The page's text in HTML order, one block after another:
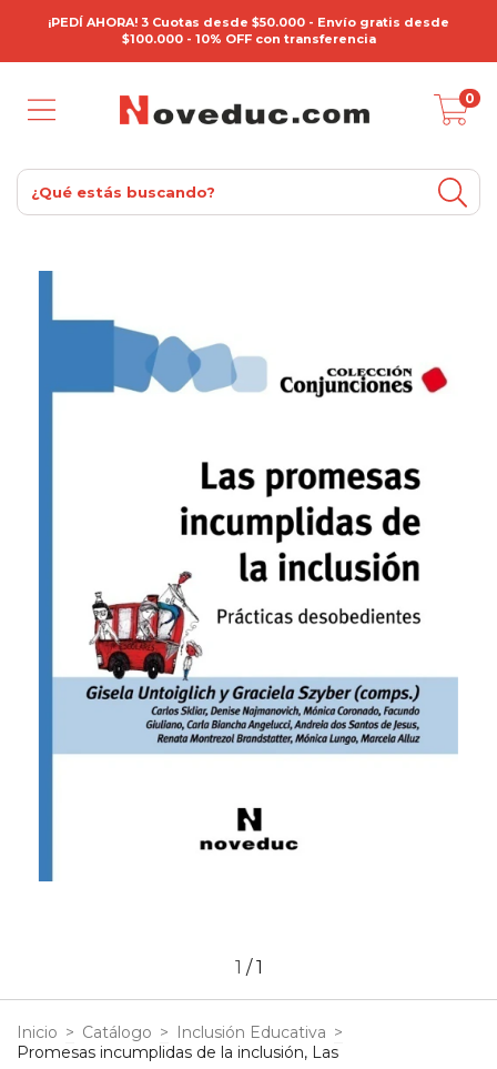
¡PEDÍ AHORA! 3 Cuotas desde $50.000 - Envío gratis desde
$100.000 - 10% OFF con transferencia
0
1 /1
Inicio > Catálogo > Inclusión Educativa >
Promesas incumplidas de la inclusión, Las